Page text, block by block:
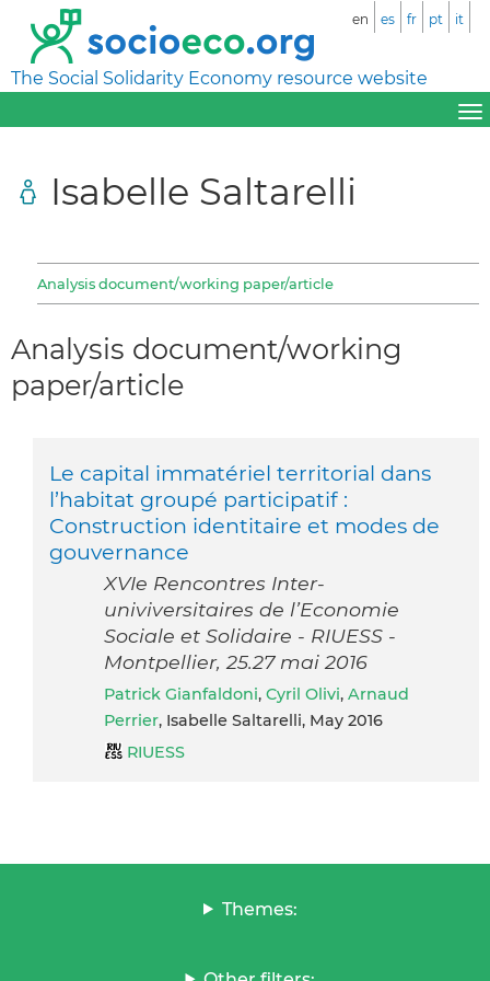
The Social Solidarity Economy resource website
en es fr pt it
Isabelle Saltarelli
Analysis document/working paper/article
Analysis document/working
paper/article
Le capital immatériel territorial dans
l’habitat groupé participatif :
Construction identitaire et modes de
gouvernance
XVIe Rencontres Inter-
univiversitaires de l’Economie
Sociale et Solidaire - RIUESS -
Montpellier, 25.27 mai 2016
Patrick Gianfaldoni, Cyril Olivi, Arnaud
Perrier, Isabelle Saltarelli, May 2016
RIUESS
Themes: